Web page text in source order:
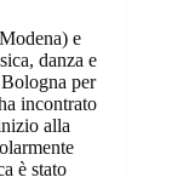
e
danza e
per
incontrato
alla
è stato